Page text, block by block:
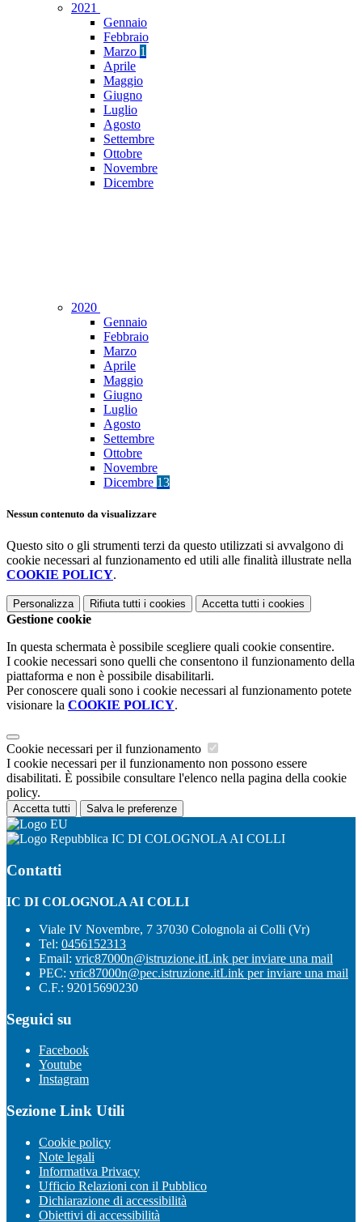
2021
Gennaio
Febbraio
Marzo 1
Aprile
Maggio
Giugno
Luglio
Agosto
Settembre
Ottobre
Novembre
Dicembre
2020
Gennaio
Febbraio
Marzo
Aprile
Maggio
Giugno
Luglio
Agosto
Settembre
Ottobre
Novembre
Dicembre 13
Nessun contenuto da visualizzare
Questo sito o gli strumenti terzi da questo utilizzati si avvalgono di
cookie necessari al funzionamento ed utili alle finalità illustrate nella
COOKIE POLICY.
Personalizza Rifiuta tutti i cookies Accetta tutti i cookies
Gestione cookie
In questa schermata è possibile scegliere quali cookie consentire.
I cookie necessari sono quelli che consentono il funzionamento della
piattaforma e non è possibile disabilitarli.
Per conoscere quali sono i cookie necessari al funzionamento potete
visionare la COOKIE POLICY.
Cookie necessari per il funzionamento
I cookie necessari per il funzionamento non possono essere
disabilitati. È possibile consultare l'elenco nella pagina della cookie
policy.
Accetta tutti Salva le preferenze
IC DI COLOGNOLA AI COLLI
Contatti
IC DI COLOGNOLA AI COLLI
Viale IV Novembre, 7 37030 Colognola ai Colli (Vr)
Tel: 0456152313
Email: vric87000n@istruzione.itLink per inviare una mail
PEC: vric87000n@pec.istruzione.itLink per inviare una mail
C.F.: 92015690230
Seguici su
Facebook
Youtube
Instagram
Sezione Link Utili
Cookie policy
Note legali
Informativa Privacy
Ufficio Relazioni con il Pubblico
Dichiarazione di accessibilità
Obiettivi di accessibilità